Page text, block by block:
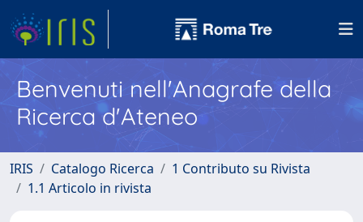
Benvenuti nell'Anagrafe della
Ricerca d'Ateneo
IRIS Catalogo Ricerca
1 Contributo su Rivista
1.1 Articolo in rivista